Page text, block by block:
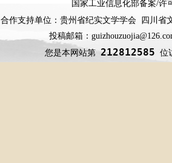
国家工业信息化部备案/许
合作支持单位：贵州省纪实文学学会 四川
投稿邮箱：
您是本网站第212812585